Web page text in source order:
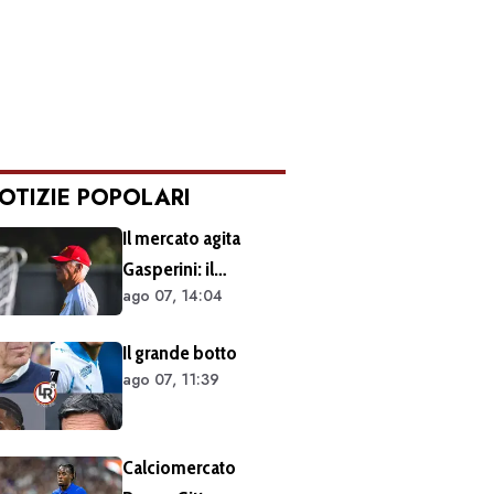
POPOLARI
Il mercato agita
Gasperini: il
retroscena dietro al
Ecco cosa è emerso
dal meeting con la
ago 07, 14:04
Il grande botto
ago 07, 11:39
Calciomercato